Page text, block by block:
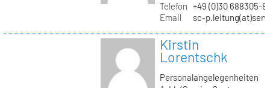
Telefon +49 (0)30 688305-
Email
sc-
Kirstin
Lorentschk
Personalangelegenheiten